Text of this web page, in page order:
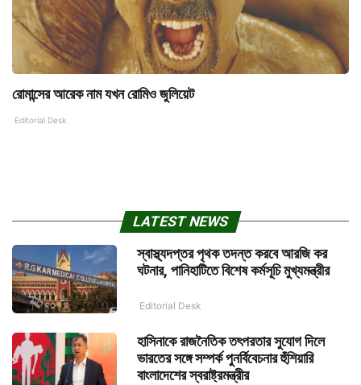
রোমান্সের আরেক নাম যখন রোমিও জুলিয়েট
Editorial Desk
LATEST NEWS
স্বাস্থ্যদপ্তর পৃথক তদন্ত করবে আরজি কর
ঘটনার, পানিহাটিতে বিশেষ কর্মসূচি মুখ্যমন্ত্রীর
Editorial Desk
হাসিনাকে রাজনৈতিক তৎপরতার সুযোগ দিলে
ভারতের সঙ্গে সম্পর্ক পুনর্বিবেচনার হুঁশিয়ারি
বাংলাদেশের স্বরাষ্ট্রমন্ত্রীর